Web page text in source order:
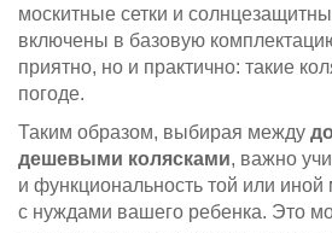
москитные сетки и
включены в базовую
приятно, но и практично: такие
погоде.
Таким образом, выбирая между
дешевыми колясками, важно
и функциональность той или иной
с нуждами вашего ребенка. Это